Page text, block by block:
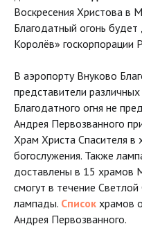
Воскресения Христова в
Благодатный огонь
Королёв» госкорпорации
В аэропорту Внуково
представители
Благодатного огня не
Андрея Первозванного
Храм Христа Спасителя в
богослужения. Также
доставлены в 15 храмов
смогут в течение
лампады. Список храмов
Андрея Первозванного.